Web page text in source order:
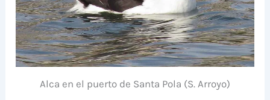
Alca en el puerto de Santa Pola (S. Arroyo)